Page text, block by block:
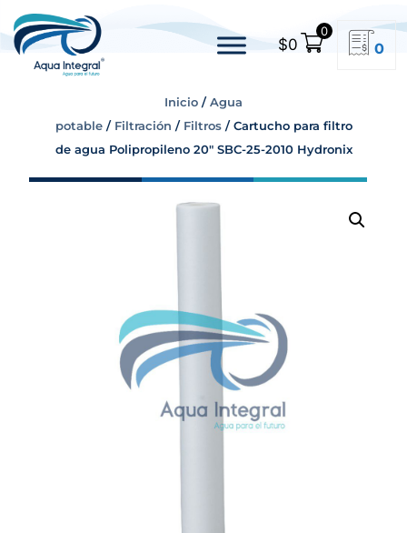
$0
0
0
Inicio /Agua
potable/ Filtración / Filtros/ Cartucho para filtro
de agua Polipropileno 20″ SBC-25-2010 Hydronix